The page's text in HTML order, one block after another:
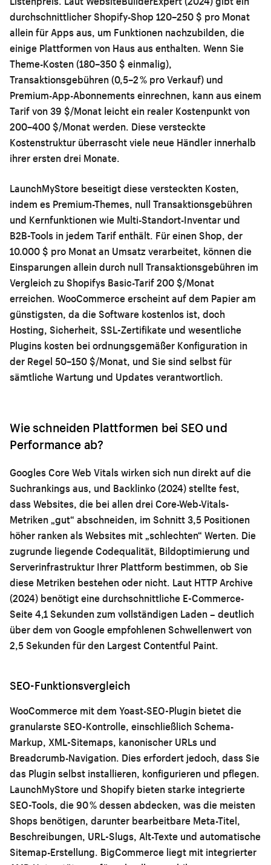
durchschnittlicher Shopify-Shop 120–250 $ pro Monat
allein für Apps aus, um Funktionen nachzubilden, die
einige Plattformen von Haus aus enthalten. Wenn Sie
Theme-Kosten (180–350 $ einmalig),
Transaktionsgebühren (0,5–2 % pro Verkauf) und
Premium-App-Abonnements einrechnen, kann aus einem
Tarif von 39 $/Monat leicht ein realer Kostenpunkt von
200–400 $/Monat werden. Diese versteckte
Kostenstruktur überrascht viele neue Händler innerhalb
ihrer ersten drei Monate.
LaunchMyStore beseitigt diese versteckten Kosten,
indem es Premium-Themes, null Transaktionsgebühren
und Kernfunktionen wie Multi-Standort-Inventar und
B2B-Tools in jedem Tarif enthält. Für einen Shop, der
10.000 $ pro Monat an Umsatz verarbeitet, können die
Einsparungen allein durch null Transaktionsgebühren im
Vergleich zu Shopifys Basic-Tarif 200 $/Monat
erreichen. WooCommerce erscheint auf dem Papier am
günstigsten, da die Software kostenlos ist, doch
Hosting, Sicherheit, SSL-Zertifikate und wesentliche
Plugins kosten bei ordnungsgemäßer Konfiguration in
der Regel 50–150 $/Monat, und Sie sind selbst für
sämtliche Wartung und Updates verantwortlich.
Wie schneiden Plattformen bei SEO und
Performance ab?
Googles Core Web Vitals wirken sich nun direkt auf die
Suchrankings aus, und Backlinko (2024) stellte fest,
dass Websites, die bei allen drei Core-Web-Vitals-
Metriken „gut“ abschneiden, im Schnitt 3,5 Positionen
höher ranken als Websites mit „schlechten“ Werten. Die
zugrunde liegende Codequalität, Bildoptimierung und
Serverinfrastruktur Ihrer Plattform bestimmen, ob Sie
diese Metriken bestehen oder nicht. Laut HTTP Archive
(2024) benötigt eine durchschnittliche E-Commerce-
Seite 4,1 Sekunden zum vollständigen Laden – deutlich
über dem von Google empfohlenen Schwellenwert von
2,5 Sekunden für den Largest Contentful Paint.
SEO-Funktionsvergleich
WooCommerce mit dem Yoast-SEO-Plugin bietet die
granularste SEO-Kontrolle, einschließlich Schema-
Markup, XML-Sitemaps, kanonischer URLs und
Breadcrumb-Navigation. Dies erfordert jedoch, dass Sie
das Plugin selbst installieren, konfigurieren und pflegen.
LaunchMyStore und Shopify bieten starke integrierte
SEO-Tools, die 90 % dessen abdecken, was die meisten
Shops benötigen, darunter bearbeitbare Meta-Titel,
Beschreibungen, URL-Slugs, Alt-Texte und automatische
Sitemap-Erstellung. BigCommerce liegt mit integrierter